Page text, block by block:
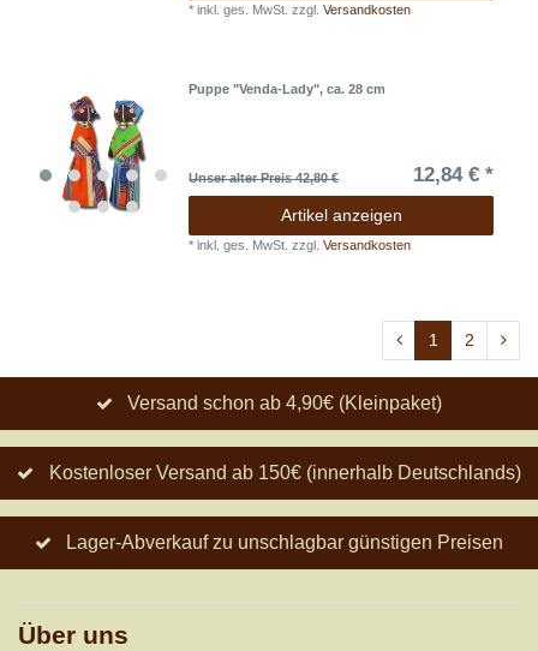
*inkl. ges. MwSt. zzgl.Versandkosten
Puppe "Venda-Lady", ca. 28 cm
Unser alter Preis 42,80 € 12,84 € *
Artikel anzeigen
*inkl. ges. MwSt. zzgl.Versandkosten
1 2
Versand schon ab 4,90€ (Kleinpaket)
Kostenloser Versand ab 150€ (innerhalb Deutschlands)
Lager-Abverkauf zu unschlagbar günstigen Preisen
Über uns